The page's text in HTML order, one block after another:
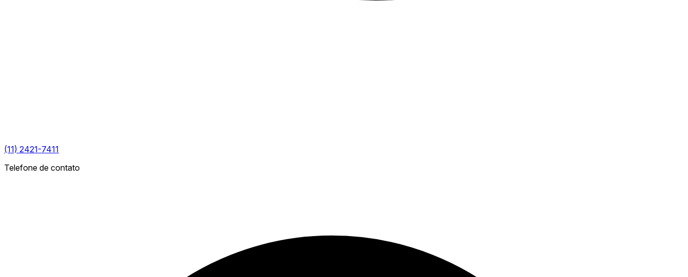
(11) 2421-7411
Telefone de contato